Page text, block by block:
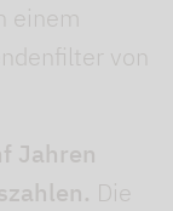
einem
von
Jahren
Die